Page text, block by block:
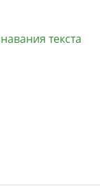
текста